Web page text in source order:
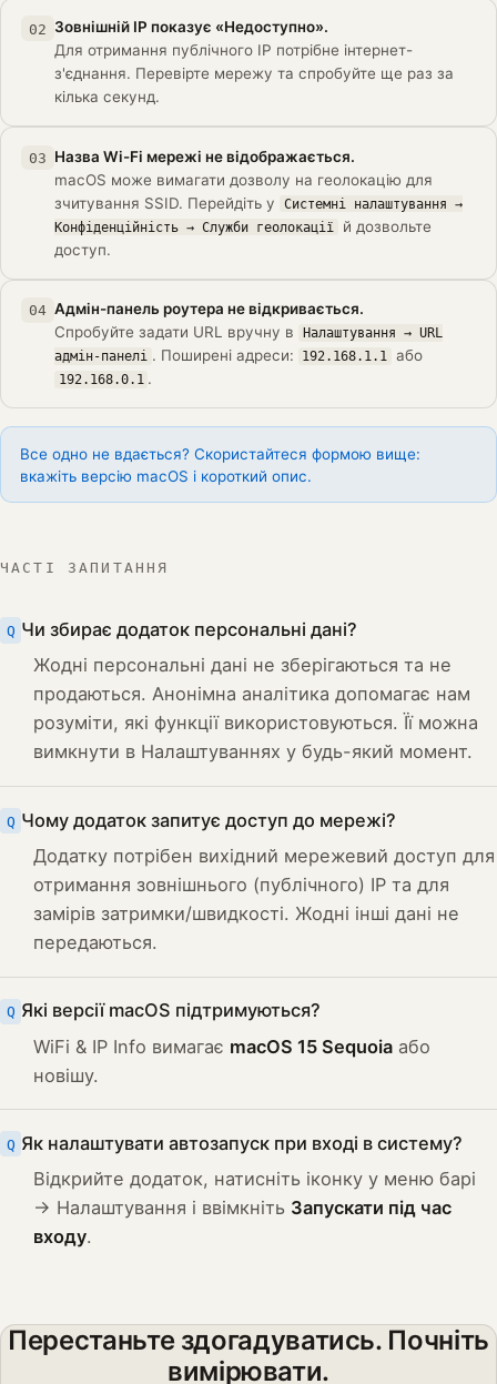
02 Зовнішній IP показує «Недоступно».
Для отримання публічного IP потрібне інтернет-
з'єднання. Перевірте мережу та спробуйте ще раз за
кілька секунд.
03 Назва Wi-Fi мережі не відображається.
macOS може вимагати дозволу на геолокацію для
зчитування SSID. Перейдіть у
Системні налаштування →
Конфіденційність → Служби геолокації
й дозвольте
доступ.
04 Адмін-панель роутера не відкривається.
Спробуйте задати URL вручну в
Налаштування → URL
адмін-панелі . Поширені адреси: 192.168.1.1 або
192.168.0.1 .
Все одно не вдається? Скористайтеся формою вище:
вкажіть версію macOS і короткий опис.
ЧАСТІ ЗАПИТАННЯ
Чи збирає додаток персональні дані?
Жодні персональні дані не зберігаються та не
продаються. Анонімна аналітика допомагає нам
розуміти, які функції використовуються. Її можна
вимкнути в Налаштуваннях у будь-який момент.
Чому додаток запитує доступ до мережі?
Додатку потрібен вихідний мережевий доступ для
отримання зовнішнього (публічного) IP та для
замірів затримки/швидкості. Жодні інші дані не
передаються.
Які версії macOS підтримуються?
WiFi & IP Info вимагає macOS 15 Sequoiaабо
новішу.
Як налаштувати автозапуск при вході в систему?
Відкрийте додаток, натисніть іконку у меню барі
→ Налаштування і ввімкніть Запускати під час
входу.
Перестаньте здогадуватись. Почніть
вимірювати.